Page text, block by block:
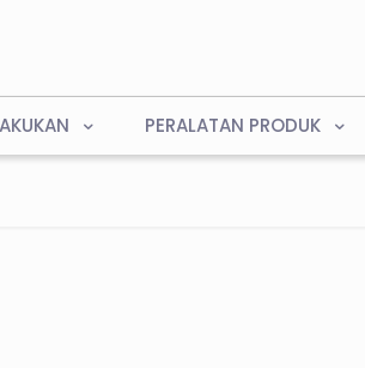
PERALATAN PRODUK